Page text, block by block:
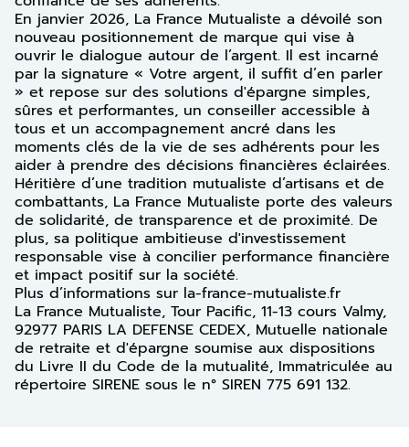
En janvier 2026, La France Mutualiste a dévoilé son
nouveau positionnement de marque qui vise à
ouvrir le dialogue autour de l’argent. Il est incarné
par la signature « Votre argent, il suffit d’en parler
» et repose sur des solutions d'épargne simples,
sûres et performantes, un conseiller accessible à
tous et un accompagnement ancré dans les
moments clés de la vie de ses adhérents pour les
aider à prendre des décisions financières éclairées.
Héritière d’une tradition mutualiste d’artisans et de
combattants, La France Mutualiste porte des valeurs
de solidarité, de transparence et de proximité. De
plus, sa politique ambitieuse d'investissement
responsable vise à concilier performance financière
et impact positif sur la société.
Plus d’informations sur la-france-mutualiste.fr
La France Mutualiste, Tour Pacific, 11-13 cours Valmy,
92977 PARIS LA DEFENSE CEDEX, Mutuelle nationale
de retraite et d'épargne soumise aux dispositions
du Livre II du Code de la mutualité, Immatriculée au
répertoire SIRENE sous le n° SIREN 775 691 132.